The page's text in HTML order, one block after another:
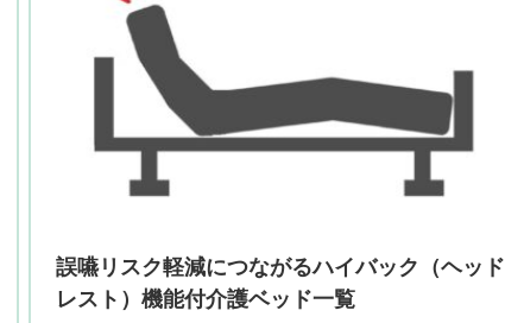
誤嚥リスク軽減につながるハイバック（ヘッド
レスト）機能付介護ベッド一覧